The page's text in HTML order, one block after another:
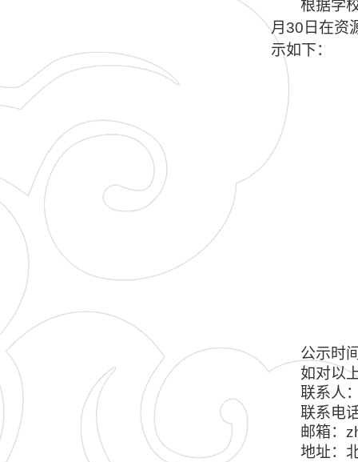
根据学
月 30 日在资
示如下：
公示时
如对以
联系人
联系电
邮箱：
地址：